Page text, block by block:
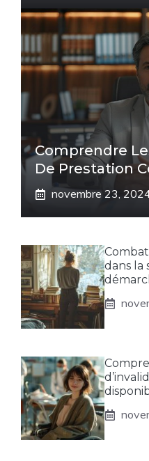
Comprendre
De Prestation
novembre 23,
dans la